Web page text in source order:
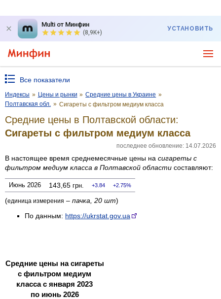
Multi от Минфин
(8,9K+)
УСТАНОВИТЬ
Все показатели
Индексы » Цены и рынки » Средние цены в Украине »
Полтавская обл. » Сигареты с фильтром медиум класса
Средние цены в Полтавской области:
Сигареты с фильтром медиум класса
последнее обновление: 14.07.2026
В настоящее время среднемесячные цены на сигареты с
фильтром медиум класса в Полтавской области составляют:
Июнь 2026 143,65 грн. 3.84 2.75%
(единица измерения – пачка, 20 шт)
По данным: https://ukrstat.gov.ua
Средние цены на сигареты
с фильтром медиум
класса с января 2023
по июнь 2026